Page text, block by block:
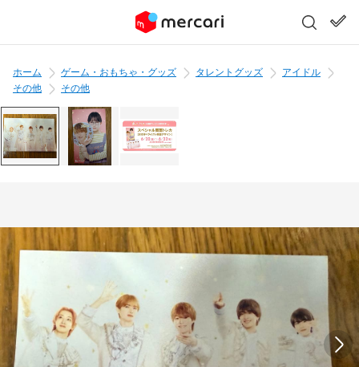
ホーム ゲーム・おもちゃ・グッズ タレントグッズ
アイドル
その他
その他